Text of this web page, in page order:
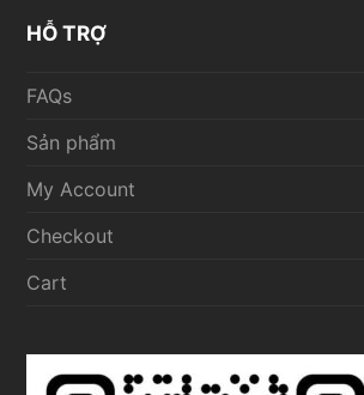
HỖ TRỢ
FAQs
Sản phẩm
My Account
Checkout
Cart